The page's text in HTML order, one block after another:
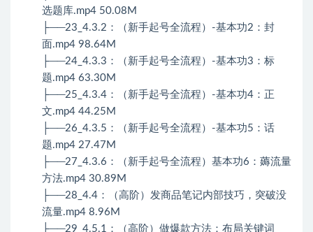
选题库.mp4 50.08M
├──23_4.3.2：（新手起号全流程）-基本功2：封
面.mp4 98.64M
├──24_4.3.3：（新手起号全流程）-基本功3：标
题.mp4 63.30M
├──25_4.3.4：（新手起号全流程）-基本功4：正
文.mp4 44.25M
├──26_4.3.5：（新手起号全流程）-基本功5：话
题.mp4 27.47M
├──27_4.3.6：（新手起号全流程）基本功6：薅流量
方法.mp4 30.89M
├──28_4.4：（高阶）发商品笔记内部技巧，突破没
流量.mp4 8.96M
├──29_4.5.1：（高阶）做爆款方法：布局关键词